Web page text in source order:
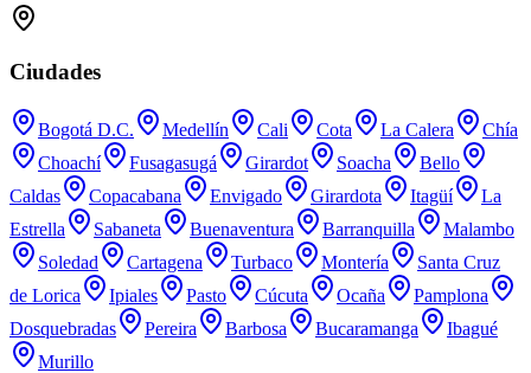
Ciudades
Bogotá D.C. Medellín Cali Cota La Calera
Chía
Choachí
Fusagasugá Girardot Soacha
Bello
Caldas
Copacabana Envigado Girardota Itagüí
La
Estrella
Sabaneta Buenaventura Barranquilla
Malambo
Soledad
Cartagena Turbaco Montería
Santa Cruz
de Lorica
Ipiales Pasto Cúcuta Ocaña
Pamplona
Dosquebradas
Pereira Barbosa Bucaramanga
Ibagué
Murillo